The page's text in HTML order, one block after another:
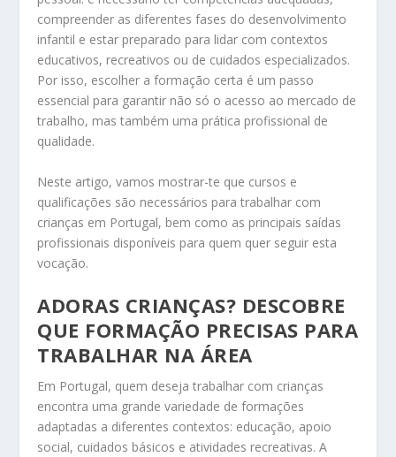
compreender as diferentes fases do desenvolvimento
infantil e estar preparado para lidar com contextos
educativos, recreativos ou de cuidados especializados.
Por isso, escolher a formação certa é um passo
essencial para garantir não só o acesso ao mercado de
trabalho, mas também uma prática profissional de
qualidade.
Neste artigo, vamos mostrar-te que cursos e
qualificações são necessários para trabalhar com
crianças em Portugal, bem como as principais saídas
profissionais disponíveis para quem quer seguir esta
vocação.
ADORAS CRIANÇAS? DESCOBRE
QUE FORMAÇÃO PRECISAS PARA
TRABALHAR NA ÁREA
Em Portugal, quem deseja trabalhar com crianças
encontra uma grande variedade de formações
adaptadas a diferentes contextos: educação, apoio
social, cuidados básicos e atividades recreativas. A